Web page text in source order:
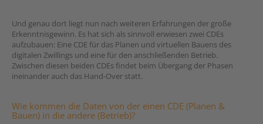
Und genau dort liegt nun nach weiteren Erfahrungen der große
Erkenntnisgewinn. Es hat sich als sinnvoll erwiesen zwei CDEs
aufzubauen: Eine CDE für das Planen und virtuellen Bauens des
digitalen Zwillings und eine für den anschließenden Betrieb.
Zwischen diesen beiden CDEs findet beim Übergang der Phasen
ineinander auch das Hand-Over statt.
Wie kommen die Daten von der einen CDE (Planen &
Bauen) in die andere (Betrieb)?